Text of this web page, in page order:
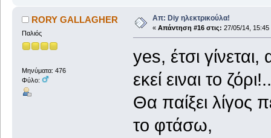
RORY GALLAGHER
Παλιός
Μηνύματα: 476
Φύλο:
Απ: Diy ηλεκτρικούλα!
« Απάντηση #16 στις: 27/05/14, 15:45
yes, έτσι
εκεί ειναι το ζόρι!..
Θα παίξει
το φτάσω,